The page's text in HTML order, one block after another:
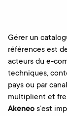
Gérer un
références est
acteurs du e-
techniques,
pays ou par
multiplient et
Akeneo s’est